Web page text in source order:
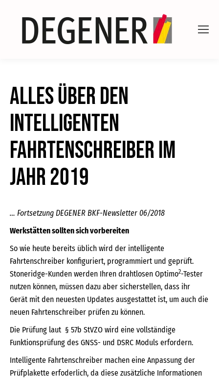
Alles über den
intelligenten
Fahrtenschreiber im
Jahr 2019
… Fortsetzung DEGENER BKF-Newsletter 06/2018
Werkstätten sollten sich vorbereiten
So wie heute bereits üblich wird der intelligente
Fahrtenschreiber konfiguriert, programmiert und geprüft.
Stoneridge-Kunden werden Ihren drahtlosen Optimo2-Tester
nutzen können, müssen dazu aber sicherstellen, dass ihr
Gerät mit den neuesten Updates ausgestattet ist, um auch die
neuen Fahrtenschreiber prüfen zu können.
Die Prüfung laut § 57b StVZO wird eine vollständige
Funktionsprüfung des GNSS- und DSRC Moduls erfordern.
Intelligente Fahrtenschreiber machen eine Anpassung der
Prüfplakette erfoderlich, da diese zusätzliche Informationen